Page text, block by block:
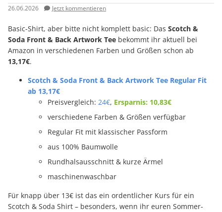
26.06.2026 Jetzt kommentieren
Basic-Shirt, aber bitte nicht komplett basic: Das Scotch &
Soda Front & Back Artwork Tee bekommt ihr aktuell bei
Amazon in verschiedenen Farben und Größen schon ab
13,17€.
Scotch & Soda Front & Back Artwork Tee Regular Fit
ab 13,17€
Preisvergleich: 24€, Ersparnis: 10,83€
verschiedene Farben & Größen verfügbar
Regular Fit mit klassischer Passform
aus 100% Baumwolle
Rundhalsausschnitt & kurze Ärmel
maschinenwaschbar
Für knapp über 13€ ist das ein ordentlicher Kurs für ein
Scotch & Soda Shirt – besonders, wenn ihr euren Sommer-